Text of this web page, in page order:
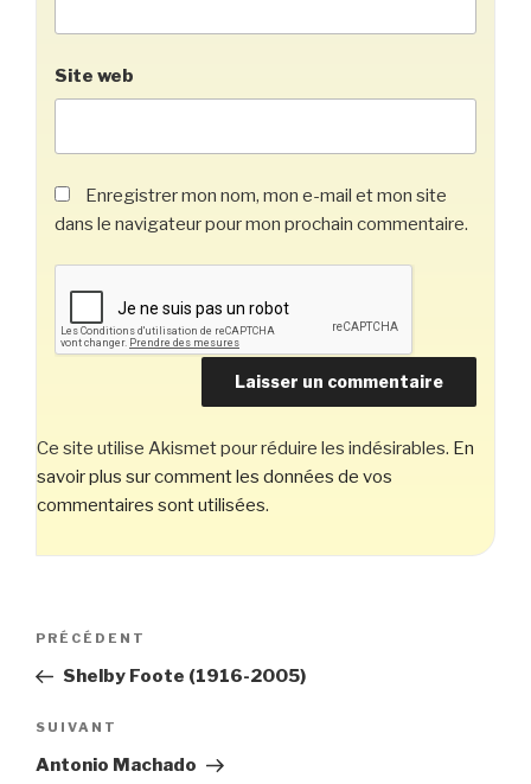
Site web
Enregistrer mon nom, mon e-mail et mon site
dans le navigateur pour mon prochain commentaire.
Ce site utilise Akismet pour réduire les indésirables. En
savoir plus sur comment les données de vos
commentaires sont utilisées.
Navigation
l’article
Article
précédent
PRÉCÉDENT
Shelby Foote (1916-2005)
Article
suivant
SUIVANT
Antonio Machado